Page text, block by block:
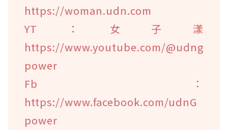
https://woman.udn.com
YT：女子漾
https://www.youtube.com/@udng
power
Fb：
https://www.facebook.com/udnG
power